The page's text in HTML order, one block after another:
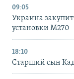
09:05
Украина
установки M270
18:10
Старший сын